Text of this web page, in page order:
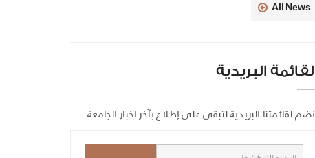
All News
البريدية
لقائمتنا البريدية لتبقى على إطلاع بآخر اخبار الجامعة